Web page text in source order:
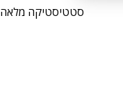
סטטיסטיקה מלאה